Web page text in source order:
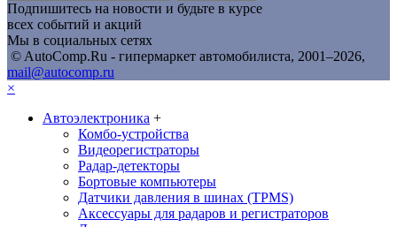
Подпишитесь на новости и будьте в курсе
всех событий и акций
Мы в социальных сетях
© AutoComp.Ru - гипермаркет автомобилиста, 2001–2026,
mail@autocomp.ru
×
Автоэлектроника +
Комбо-устройства
Видеорегистраторы
Радар-детекторы
Бортовые компьютеры
Датчики давления в шинах (TPMS)
Аксессуары для радаров и регистраторов